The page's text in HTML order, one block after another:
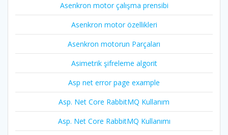
Asenkron motor çalışma prensibi
Asenkron motor özellikleri
Asenkron motorun Parçaları
Asimetrik şifreleme algorit
Asp net error page example
Asp. Net Core RabbitMQ Kullanım
Asp. Net Core RabbitMQ Kullanımı